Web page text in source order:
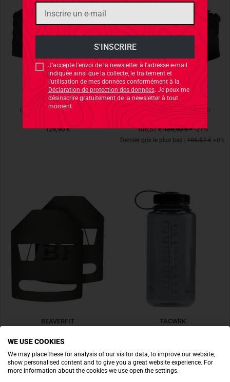
J'accepte l'envoi de la newsletter à l'adresse e-mail
indiquée ainsi que la collecte, le traitement et
l'utilisation de mes données conformément à la
Déclaration de protection des données. Je peux me
désinscrire gratuitement de la newsletter à tout
moment.
5.11 TACTICAL
Rush LBD Mike Black Noir
124,90 €
5.11 TACTICAL
Rush LBD Lima Black Noir
106,57 €134,90 €* -21%
Dernier prix le plus bas : 106,57 € +0%
BEAVERFIT
134,90 €
PAS DE STOCK
TACWRK
PAS DE STOCK
WE USE COOKIES
We may place these for analysis of our visitor data, to improve our website,
show personalised content and to give you a great website experience. For
more information about the cookies we use open the settings.